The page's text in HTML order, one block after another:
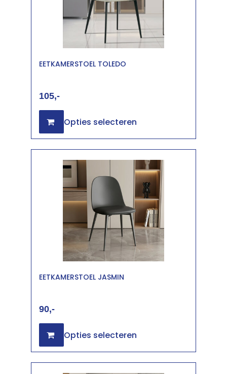
EETKAMERSTOEL TOLEDO
105
Opties selecteren
EETKAMERSTOEL JASMIN
90
Opties selecteren